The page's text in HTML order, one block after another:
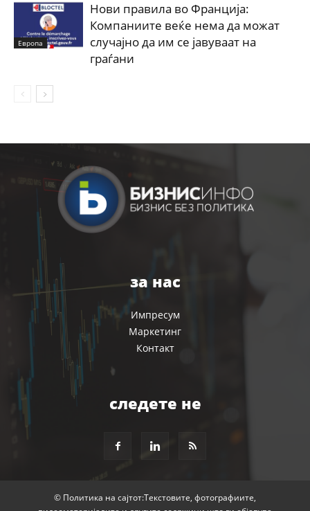
Европа
Нови правила во Франција:
Компаниите веќе нема да можат
случајно да им се јавуваат на
граѓани
за нас
Импресум
Маркетинг
Контакт
следете не
© Политика на сајтот:Текстовите, фотографиите,